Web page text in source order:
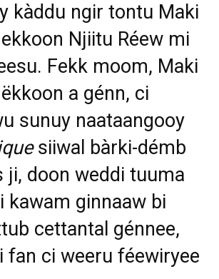
kàddu ngir tontu Maki
Njiitu Réew mi
Fekk moom, Maki
a génn, ci
sunuy naataangooy
siiwal bàrki-démb
ji, doon weddi tuuma
kawam ginnaaw bi
cettantal génnee,
fan ci weeru féewiryee